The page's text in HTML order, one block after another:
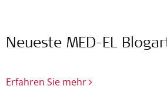
Neueste MED-EL
Erfahren Sie mehr